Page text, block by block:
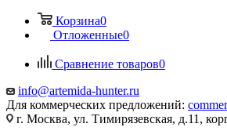
Корзина0
Отложенные0
Сравнение товаров0
info@artemida-hunter.ru
Для коммерческих предложений:
г. Москва, ул. Тимирязевская, д.11,